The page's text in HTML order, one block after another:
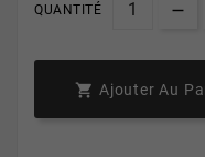
QUANTITÉ
 Ajouter Au